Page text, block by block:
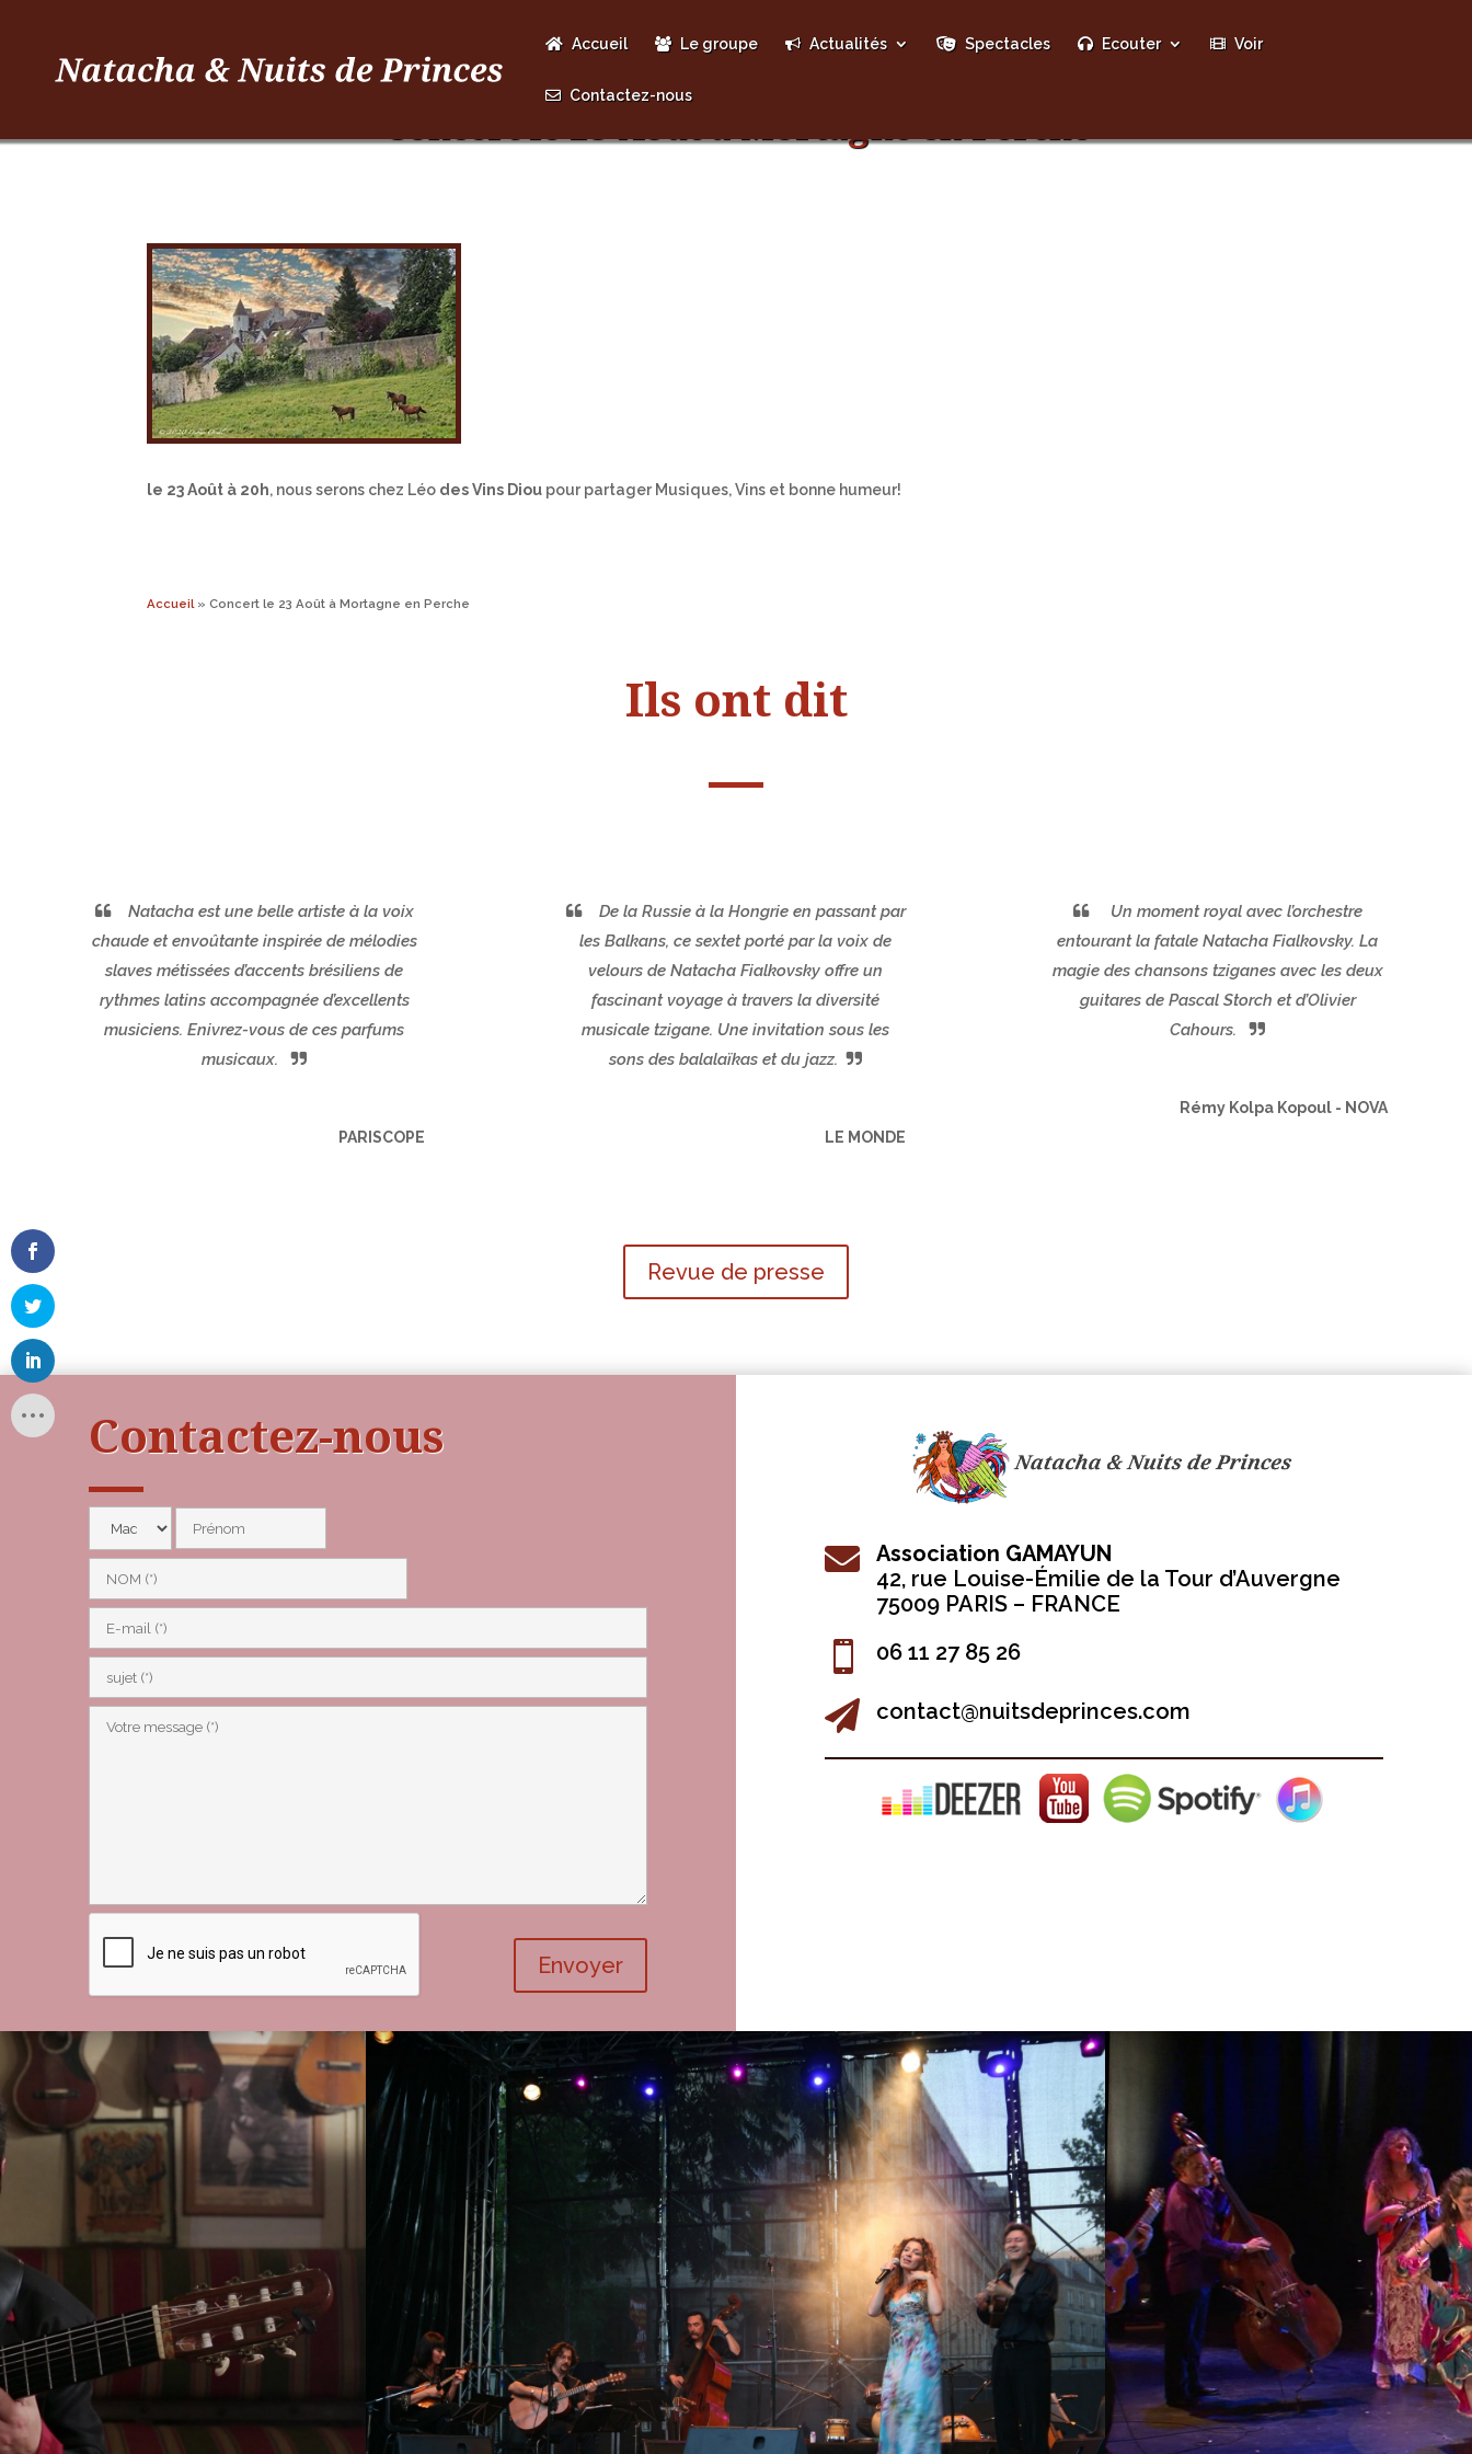
Accueil Le groupe Actualités Spectacles Ecouter Voir
Contactez-nous
le 23 Août à 20h, nous serons chez Léo des Vins Diou pour partager Musiques, Vins et bonne humeur!
Accueil»Concert le 23 Août à Mortagne en Perche
Ils ont dit
Natacha est une belle artiste à la voix
chaude et envoûtante inspirée de mélodies
slaves métissées d’accents brésiliens de
rythmes latins accompagnée d’excellents
musiciens. Enivrez-vous de ces parfums
musicaux.
PARISCOPE
De la Russie à la Hongrie en passant par
les Balkans, ce sextet porté par la voix de
velours de Natacha Fialkovsky offre un
fascinant voyage à travers la diversité
musicale tzigane. Une invitation sous les
sons des balalaïkas et du jazz.
LE MONDE
Un moment royal avec l’orchestre
entourant la fatale Natacha Fialkovsky. La
magie des chansons tziganes avec les deux
guitares de Pascal Storch et d’Olivier
Cahours.
Rémy Kolpa Kopoul - NOVA
Revue de presse
Contactez-nous
Envoyer

Association GAMAYUN
42, rue Louise-Émilie de la Tour d’Auvergne
75009 PARIS – FRANCE
 06 11 27 85 26
 contact@nuitsdeprinces.com